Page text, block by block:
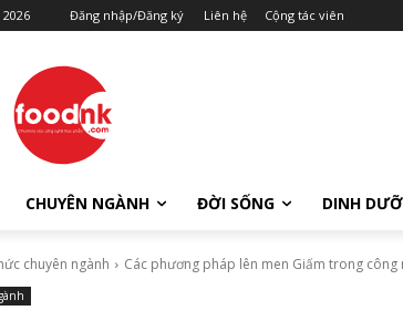
Đăng nhập/Đăng ký Liên hệ Cộng tác viên
CHUYÊN NGÀNH ĐỜI SỐNG DINH
chuyên ngành Các phương pháp lên men Giấm trong